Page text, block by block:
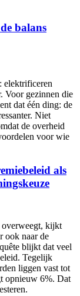
balans
elektrificeren
Voor gezinnen die
dat één ding: de
Niet
de overheid
voor wie
als
overweegt, kijkt
ook naar de
blijkt dat veel
Tegelijk
liggen vast tot
opnieuw 6%. Dat